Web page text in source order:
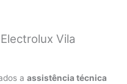
Vila
aassistência técnica